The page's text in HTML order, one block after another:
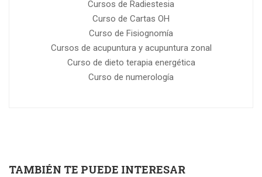
Cursos de Radiestesia
Curso de Cartas OH
Curso de Fisiognomía
Cursos de acupuntura y acupuntura zonal
Curso de dieto terapia energética
Curso de numerología
TAMBIÉN TE PUEDE INTERESAR